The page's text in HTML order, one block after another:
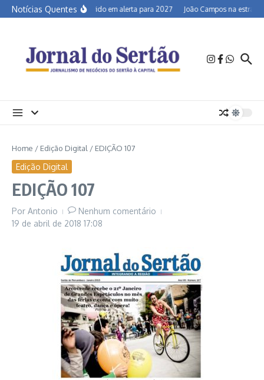
Ir para o conteúdo
Notícias QuentesSemiárido em alerta para 2027 João Campos na
Home / Edição Digital / EDIÇÃO 107
Edição Digital
EDIÇÃO 107
Por Antonio
Nenhum comentário
19 de abril de 2018 17:08